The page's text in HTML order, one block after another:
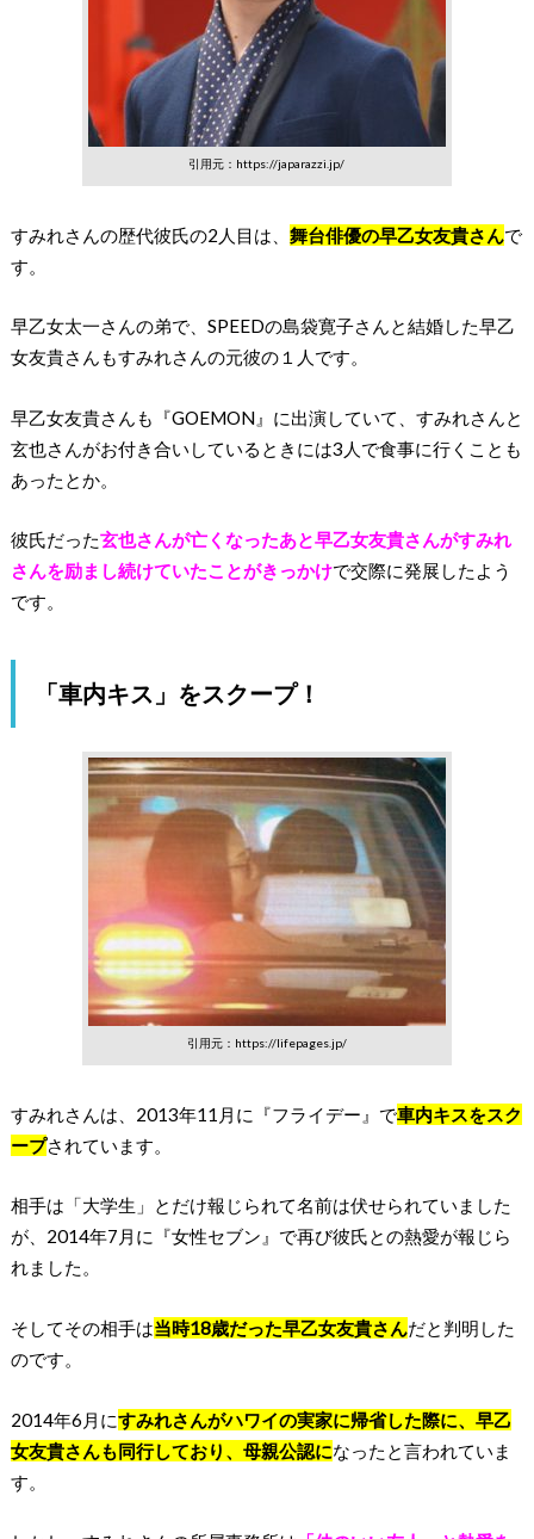
引用元：https://japarazzi.jp/
すみれさんの歴代彼氏の2人目は、 舞台俳優の早乙女友貴さんで
す。
早乙女太一さんの弟で、SPEEDの島袋寛子さんと結婚した早乙
女友貴さんもすみれさんの元彼の１人です。
早乙女友貴さんも『GOEMON』に出演していて、すみれさんと
玄也さんがお付き合いしているときには3人で食事に行くことも
あったとか。
彼氏だった玄也さんが亡くなったあと早乙女友貴さんがすみれ
さんを励まし続けていたことがきっかけで交際に発展したよう
です。
「車内キス」をスクープ！
引用元：https://lifepages.jp/
すみれさんは、2013年11月に『フライデー』で車内キスをスク
ープされています。
相手は「大学生」とだけ報じられて名前は伏せられていました
が、2014年7月に『女性セブン』で再び彼氏との熱愛が報じら
れました。
そしてその相手は当時18歳だった早乙女友貴さんだと判明した
のです。
2014年6月にすみれさんがハワイの実家に帰省した際に、早乙
女友貴さんも同行しており、母親公認になったと言われていま
す。